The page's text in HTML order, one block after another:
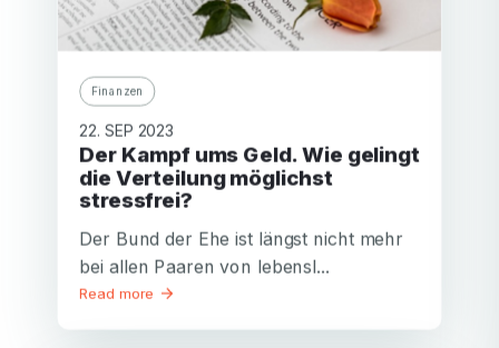
Finanzen
22. SEP 2023
Der Kampf ums Geld. Wie gelingt
die Verteilung möglichst
stressfrei?
Der Bund der Ehe ist längst nicht mehr
bei allen Paaren von lebensl...
Read more